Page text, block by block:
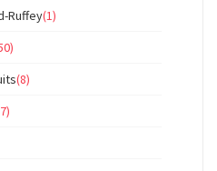
Ruffey(1)
(8)